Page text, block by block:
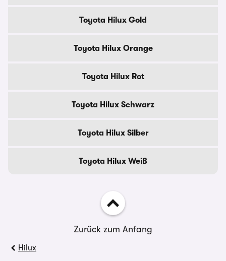
Toyota Hilux Gold
Toyota Hilux Orange
Toyota Hilux Rot
Toyota Hilux Schwarz
Toyota Hilux Silber
Toyota Hilux Weiß
Zurück zum Anfang
Hilux